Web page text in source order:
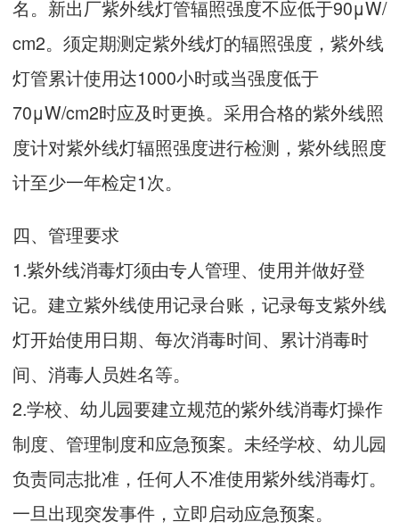
名。新出厂紫外线灯管辐照强度不应低于90μW/
cm2。须定期测定紫外线灯的辐照强度，紫外线
灯管累计使用达1000小时或当强度低于
70μW/cm2时应及时更换。采用合格的紫外线照
度计对紫外线灯辐照强度进行检测，紫外线照度
计至少一年检定1次。
四、管理要求
1.紫外线消毒灯须由专人管理、使用并做好登
记。建立紫外线使用记录台账，记录每支紫外线
灯开始使用日期、每次消毒时间、累计消毒时
间、消毒人员姓名等。
2.学校、幼儿园要建立规范的紫外线消毒灯操作
制度、管理制度和应急预案。未经学校、幼儿园
负责同志批准，任何人不准使用紫外线消毒灯。
一旦出现突发事件，立即启动应急预案。